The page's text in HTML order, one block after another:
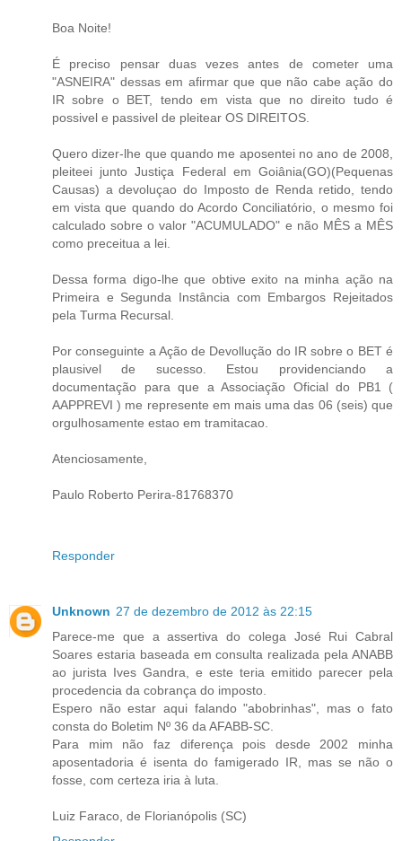
Boa Noite!
É preciso pensar duas vezes antes de cometer uma
"ASNEIRA" dessas em afirmar que que não cabe ação do
IR sobre o BET, tendo em vista que no direito tudo é
possivel e passivel de pleitear OS DIREITOS.
Quero dizer-lhe que quando me aposentei no ano de 2008,
pleiteei junto Justiça Federal em Goiânia(GO)(Pequenas
Causas) a devoluçao do Imposto de Renda retido, tendo
em vista que quando do Acordo Conciliatório, o mesmo foi
calculado sobre o valor "ACUMULADO" e não MÊS a MÊS
como preceitua a lei.
Dessa forma digo-lhe que obtive exito na minha ação na
Primeira e Segunda Instância com Embargos Rejeitados
pela Turma Recursal.
Por conseguinte a Ação de Devollução do IR sobre o BET é
plausivel de sucesso. Estou providenciando a
documentação para que a Associação Oficial do PB1 (
AAPPREVI ) me represente em mais uma das 06 (seis) que
orgulhosamente estao em tramitacao.
Atenciosamente,
Paulo Roberto Perira-81768370
Responder
Unknown 27 de dezembro de 2012 às 22:15
Parece-me que a assertiva do colega José Rui Cabral
Soares estaria baseada em consulta realizada pela ANABB
ao jurista Ives Gandra, e este teria emitido parecer pela
procedencia da cobrança do imposto.
Espero não estar aqui falando "abobrinhas", mas o fato
consta do Boletim Nº 36 da AFABB-SC.
Para mim não faz diferença pois desde 2002 minha
aposentadoria é isenta do famigerado IR, mas se não o
fosse, com certeza iria à luta.
Luiz Faraco, de Florianópolis (SC)